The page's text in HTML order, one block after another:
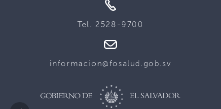
Tel. 2528-9700
informacion@fosalud.gob.sv